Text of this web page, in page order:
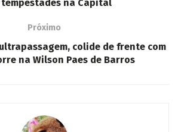
tempestades na Capital
Próximo
colide de frente com
na Wilson Paes de Barros